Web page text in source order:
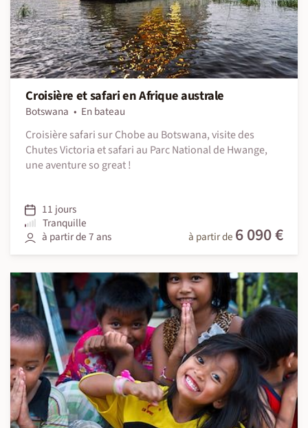
Croisière et safari en Afrique australe
Botswana
En bateau
Croisière safari sur Chobe au Botswana, visite des
Chutes Victoria et safari au Parc National de Hwange,
une aventure so great !
11 jours
Tranquille
à partir de 7 ans
à partir de 6 090 €